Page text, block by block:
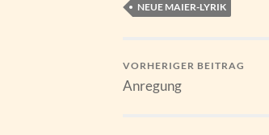
NEUE MAIER-LYRIK
VORHERIGER BEITRAG
Anregung